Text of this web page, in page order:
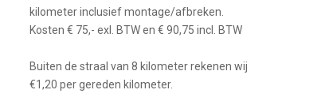
kilometer inclusief montage/afbreken.
Kosten € 75,- exl. BTW en € 90,75 incl. BTW
Buiten de straal van 8 kilometer rekenen wij
€1,20 per gereden kilometer.